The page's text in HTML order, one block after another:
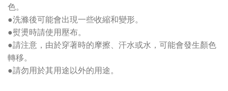
色。
●洗滌後可能會出現一些收縮和變形。
●熨燙時請使用壓布。
●請注意，由於穿著時的摩擦、汗水或水，可能會發生顏色
轉移。
●請勿用於其用途以外的用途。